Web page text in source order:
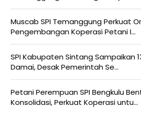
Muscab SPI Temanggung Perkuat
Pengembangan Koperasi Petani I...
SPI Kabupaten Sintang Sampaikan
Damai, Desak Pemerintah Se...
Petani Perempuan SPI Bengkulu
Konsolidasi, Perkuat Koperasi untu...